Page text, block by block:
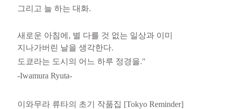
그리고 늘 하는 대화.
새로운 아침에, 별 다를 것 없는 일상과 이미
지나가버린 날을 생각한다.
도쿄라는 도시의 어느 하루 정경을."
-Iwamura Ryuta-
이와무라 류타의 초기 작품집 [Tokyo Reminder]